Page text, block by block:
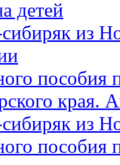
детей
из
пособия
края.
из
пособия